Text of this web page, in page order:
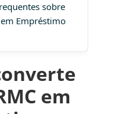
sobre
Empréstimo
em